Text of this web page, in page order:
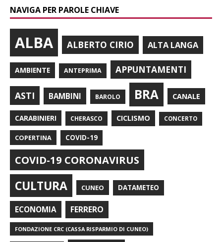
NAVIGA PER PAROLE CHIAVE
ALBA ALBERTO CIRIO ALTA LANGA
AMBIENTE ANTEPRIMA APPUNTAMENTI
ASTI BAMBINI BAROLO BRA CANALE
CARABINIERI CHERASCO CICLISMO CONCERTO
COPERTINA COVID-19
COVID-19 CORONAVIRUS
CULTURA CUNEO DATAMETEO
ECONOMIA FERRERO
FONDAZIONE CRC (CASSA RISPARMIO DI CUNEO)